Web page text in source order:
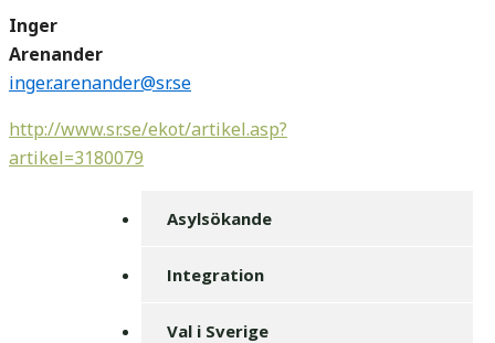
Inger
Arenander
inger.arenander@sr.se
http://www.sr.se/ekot/artikel.asp?
artikel=3180079
Asylsökande
Integration
Val i Sverige